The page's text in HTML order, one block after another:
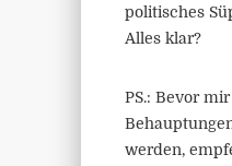
politisches
Alles klar?
PS.: Bevor
werden,